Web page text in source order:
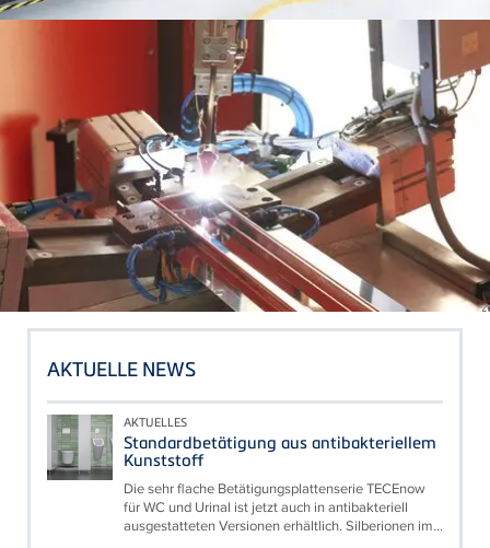
AKTUELLE NEWS
AKTUELLES
Standardbetätigung aus antibakteriellem
Kunststoff
Die sehr flache Betätigungsplattenserie TECEnow
für WC und Urinal ist jetzt auch in antibakteriell
ausgestatteten Versionen erhältlich. Silberionen im...